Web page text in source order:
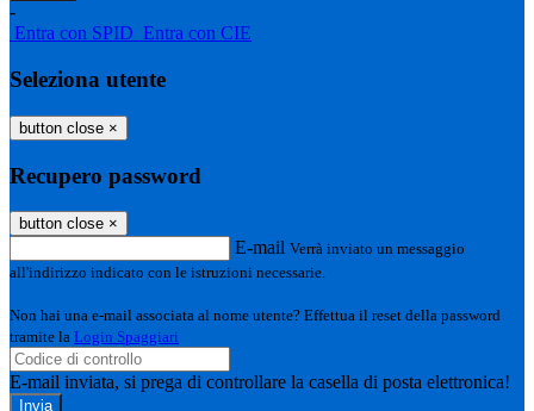
-
Entra con SPID Entra con CIE
Seleziona utente
button close ×
Recupero password
button close ×
E-mail Verrà inviato un messaggio
all'indirizzo indicato con le istruzioni necessarie.
Non hai una e-mail associata al nome utente? Effettua il reset della password
tramite la Login Spaggiari
E-mail inviata, si prega di controllare la casella di posta elettronica!